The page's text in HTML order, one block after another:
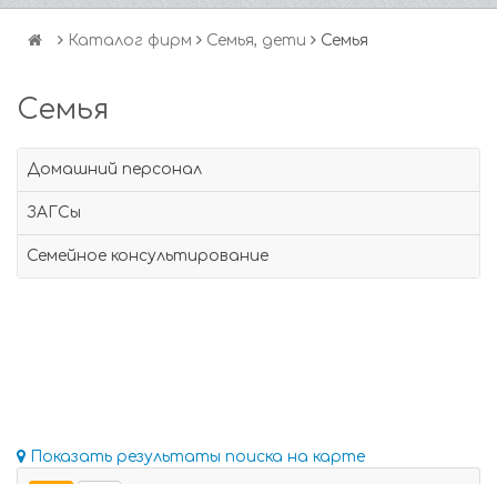
Каталог фирм Семья, дети Семья
Семья
Домашний персонал
ЗАГСы
Семейное консультирование
Показать результаты поиска на карте